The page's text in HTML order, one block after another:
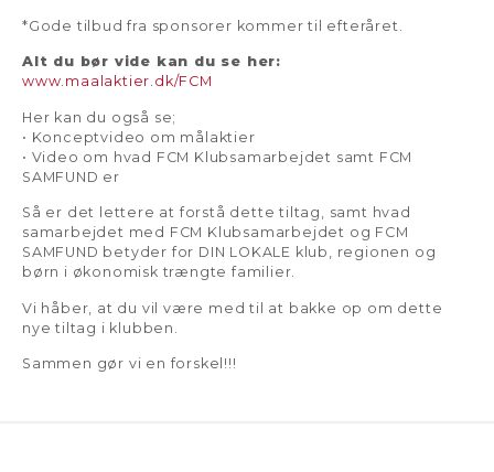
*Gode tilbud fra sponsorer kommer til efteråret.
Alt du bør vide kan du se her:
www.maalaktier.dk/FCM
Her kan du også se;
• Konceptvideo om målaktier
• Video om hvad FCM Klubsamarbejdet samt FCM
SAMFUND er
Så er det lettere at forstå dette tiltag, samt hvad
samarbejdet med FCM Klubsamarbejdet og FCM
SAMFUND betyder for DIN LOKALE klub, regionen og
børn i økonomisk trængte familier.
Vi håber, at du vil være med til at bakke op om dette
nye tiltag i klubben.
Sammen gør vi en forskel!!!